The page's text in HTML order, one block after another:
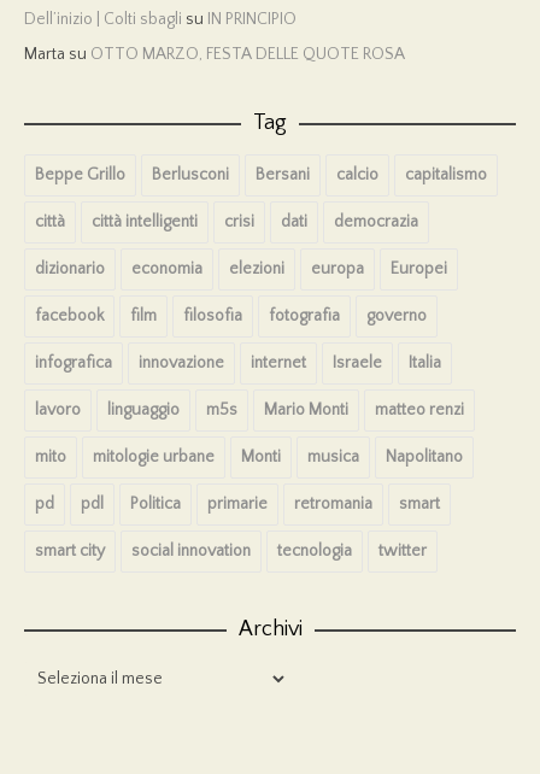
Dell’inizio | Colti sbagli su IN PRINCIPIO
Marta su OTTO MARZO, FESTA DELLE QUOTE ROSA
Tag
Beppe Grillo Berlusconi Bersani calcio capitalismo
città città intelligenti crisi dati democrazia
dizionario economia elezioni europa Europei
facebook film filosofia fotografia governo
infografica innovazione internet Israele Italia
lavoro linguaggio m5s Mario Monti matteo renzi
mito mitologie urbane Monti musica Napolitano
pd pdl Politica primarie retromania smart
smart city social innovation tecnologia twitter
Archivi
Archivi